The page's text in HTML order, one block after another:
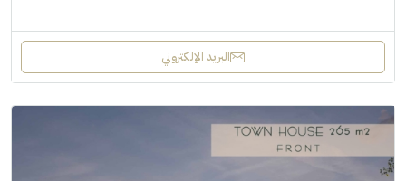
البريد الإلكتروني